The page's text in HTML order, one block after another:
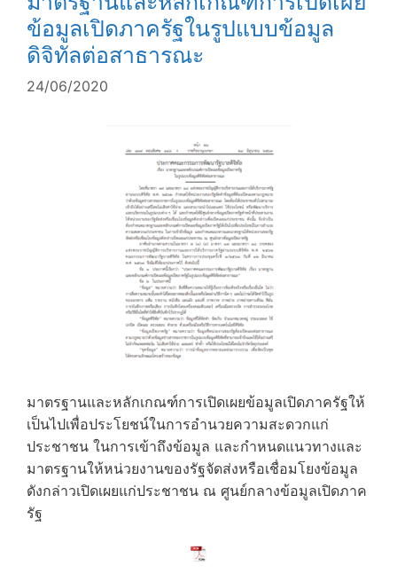
ข้อมูลเปิดภาครัฐในรูปแบบข้อมูล
ดิจิทัลต่อสาธารณะ
24/06/2020
มาตรฐานและหลักเกณฑ์การเปิดเผยข้อมูลเปิดภาครัฐให้
เป็นไปเพื่อประโยชน์ในการอำนวยความสะดวกแก่
ประชาชน ในการเข้าถึงข้อมูล และกำหนดแนวทางและ
มาตรฐานให้หน่วยงานของรัฐจัดส่งหรือเชื่อมโยงข้อมูล
ดังกล่าวเปิดเผยแก่ประชาชน ณ ศูนย์กลางข้อมูลเปิดภาค
รัฐ